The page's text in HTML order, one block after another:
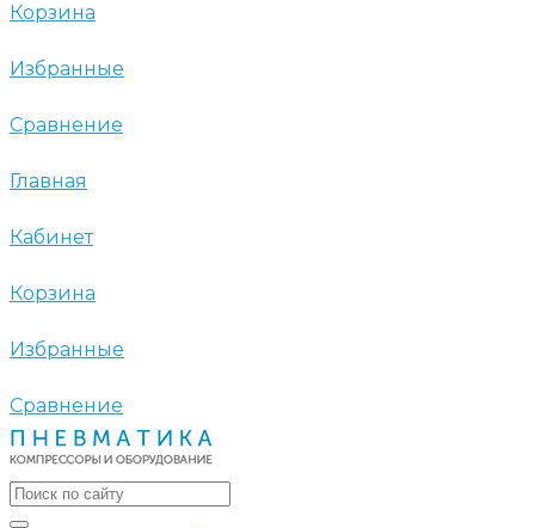
Корзина
Избранные
Сравнение
Главная
Кабинет
Корзина
Избранные
Сравнение